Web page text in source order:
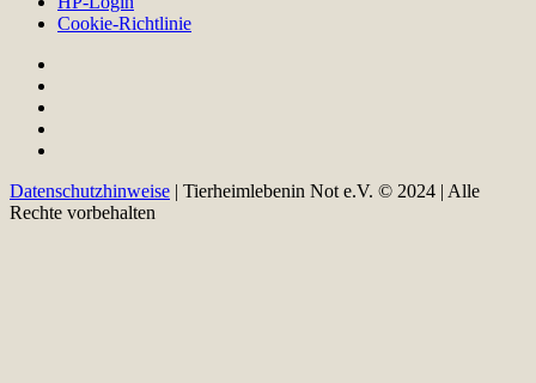
Cookie-Richtlinie
Datenschutzhinweise | Tierheimlebenin Not e.V. © 2024 | Alle
Rechte vorbehalten